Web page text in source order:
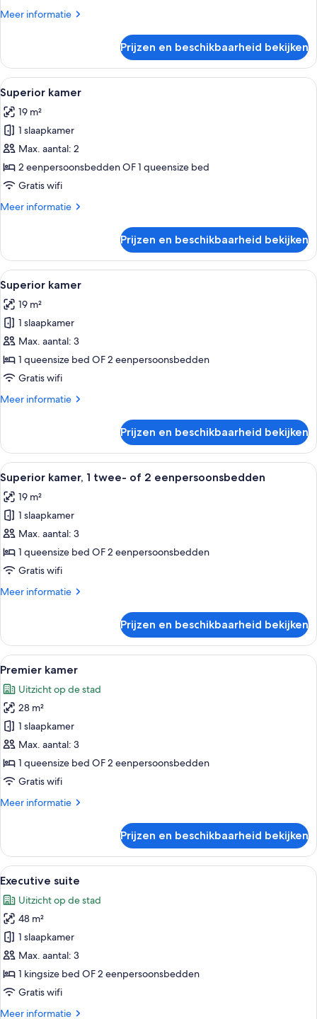
1Meer informatie
Meer
kamer
(Daily
Breakfast
Box
for
person)
Prijzen en beschikbaarheid bekijken
Alle
foto's
voor
Superior
kamer
laden
Een moderne hotelkamer met een
7
Superior kamer
19 m²
1 slaapkamer
Max. aantal: 2
2 eenpersoonsbedden OF 1 queensize bed
Gratis wifi
Meer informatie
Meer
kamer
Prijzen en beschikbaarheid bekijken
Alle
foto's
voor
Superior
kamer
laden
Een moderne hotelkamer met een
7
Superior kamer
19 m²
1 slaapkamer
Max. aantal: 3
1 queensize bed OF 2 eenpersoonsbedden
Gratis wifi
Meer informatie
Meer
kamer
Prijzen en beschikbaarheid bekijken
Alle
foto's
voor
Superior
kamer,
1
twee-
2
eenpersoonsbedden
Een moderne hotelkamer met een
6
Superior kamer, 1 twee- of 2 eenpersoonsbedden
19 m²
1 slaapkamer
Max. aantal: 3
1 queensize bed OF 2 eenpersoonsbedden
Gratis wifi
Meer informatie
Meer
kamer,
twee-
2
eenpersoonsbedden
Prijzen en beschikbaarheid bekijken
Alle
foto's
voor
Premier
kamer
laden
Een hotelkamer met een groot bed,
8
Premier kamer
Uitzicht op de stad
28 m²
1 slaapkamer
Max. aantal: 3
1 queensize bed OF 2 eenpersoonsbedden
Gratis wifi
Meer informatie
Meer
kamer
Prijzen en beschikbaarheid bekijken
Alle
foto's
voor
Executive
suite
laden
Executive suite | Hypoallergeen
12
Executive suite
Uitzicht op de stad
48 m²
1 slaapkamer
Max. aantal: 3
1 kingsize bed OF 2 eenpersoonsbedden
Gratis wifi
Meer informatie
Meer